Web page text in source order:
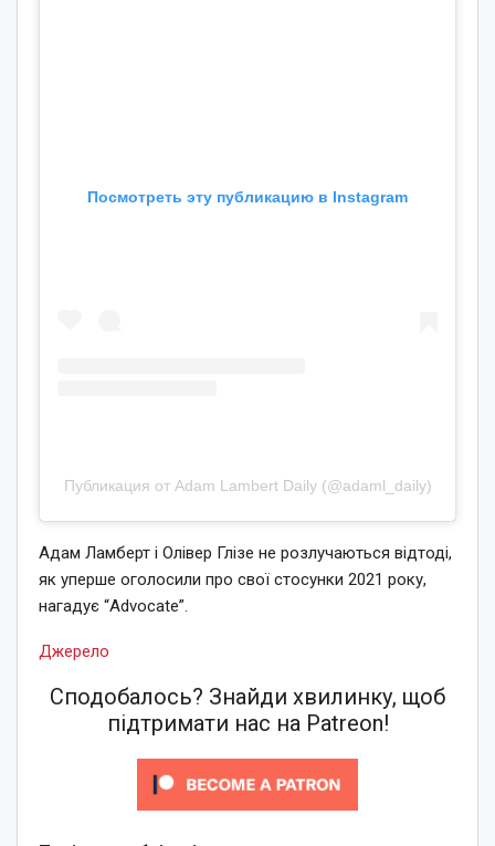
Посмотреть эту публикацию в Instagram
Публикация от Adam Lambert Daily (@adaml_daily)
Адам Ламберт і Олівер Глізе не розлучаються відтоді,
як уперше оголосили про свої стосунки 2021 року,
нагадує “Advocate”.
Джерело
Сподобалось? Знайди хвилинку, щоб
підтримати нас на Patreon!